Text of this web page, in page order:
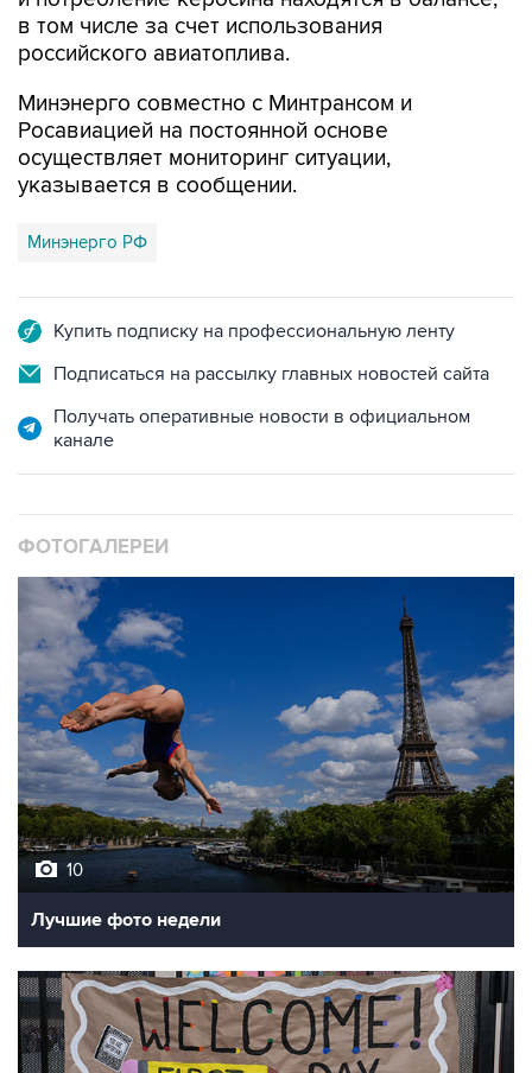
в том числе за счет использования
российского авиатоплива.
Минэнерго совместно с Минтрансом и
Росавиацией на постоянной основе
осуществляет мониторинг ситуации,
указывается в сообщении.
Минэнерго РФ
Купить подписку на профессиональную ленту
Подписаться на рассылку главных новостей сайта
Получать оперативные новости в официальном
канале
ФОТОГАЛЕРЕИ
10
Лучшие фото недели